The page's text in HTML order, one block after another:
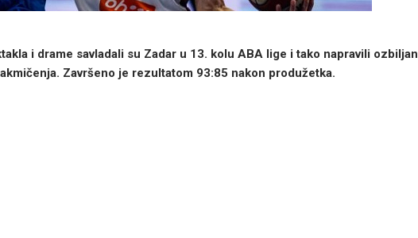
i drame savladali su Zadar u 13. kolu ABA lige i tako napravili ozbiljan
Završeno je rezultatom 93:85 nakon produžetka.